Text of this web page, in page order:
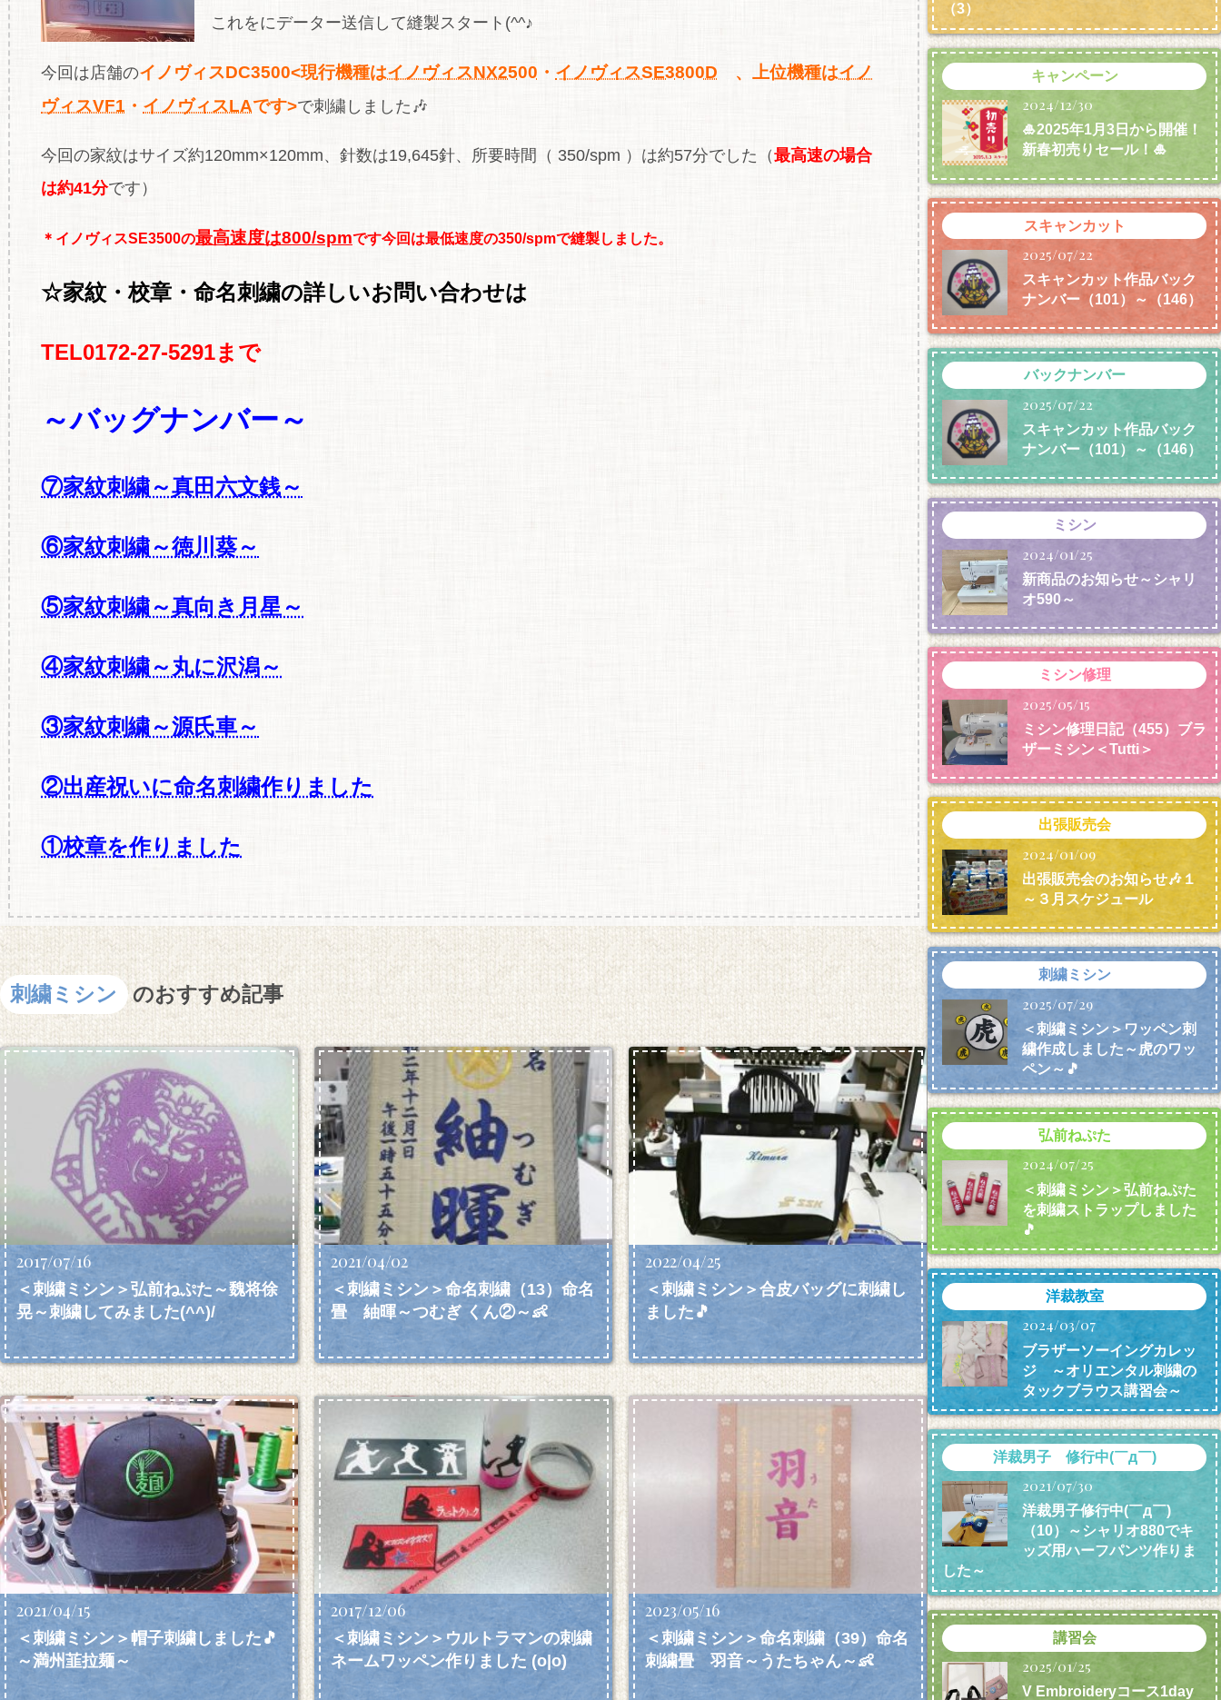
これをにデーター送信して縫製スタート(^^♪
今回は店舗のイノヴィスDC3500<現行機種はイノヴィスNX2500 ・ イノヴィスSE3800D 、上位機種はイノ
ヴィスVF1 ・ イノヴィスLAです>で刺繍しました🎶
今回の家紋はサイズ約120mm×120mm、針数は19,645針、所要時間（ 350/spm ）は約57分でした（最高速の場合
は約41分です）
＊イノヴィスSE3500の最高速度は800/spmです今回は最低速度の350/spmで縫製しました。
☆家紋・校章・命名刺繍の詳しいお問い合わせは
TEL0172-27-5291まで
～バッグナンバー～
⑦家紋刺繍～真田六文銭～
⑥家紋刺繍～徳川葵～
⑤家紋刺繍～真向き月星～
④家紋刺繍～丸に沢潟～
③家紋刺繍～源氏車～
②出産祝いに命名刺繍作りました
①校章を作りました
刺繍ミシン のおすすめ記事
2017/07/16
＜刺繍ミシン＞弘前ねぷた～魏将徐
晃～刺繍してみました(^^)/
2021/04/02
＜刺繍ミシン＞命名刺繍（13）命名
畳 紬暉～つむぎ くん②～👶
2022/04/25
＜刺繍ミシン＞合皮バッグに刺繍し
ました🎵
2021/04/15
＜刺繍ミシン＞帽子刺繍しました🎵
～満州韮拉麺～
2017/12/06
＜刺繍ミシン＞ウルトラマンの刺繍
ネームワッペン作りました (o|o)
2023/05/16
＜刺繍ミシン＞命名刺繍（39）命名
刺繍畳 羽音～うたちゃん～👶
（3）
キャンペーン
2024/12/30
🎍2025年1月3日から開催！
新春初売りセール！🎍
スキャンカット
2025/07/22
スキャンカット作品バック
ナンバー（101）～（146）
バックナンバー
2025/07/22
スキャンカット作品バック
ナンバー（101）～（146）
ミシン
2024/01/25
新商品のお知らせ～シャリ
オ590～
ミシン修理
2025/05/15
ミシン修理日記（455）ブラ
ザーミシン＜Tutti＞
出張販売会
2024/01/09
出張販売会のお知らせ🎶１
～３月スケジュール
刺繍ミシン
2025/07/29
＜刺繍ミシン＞ワッペン刺
繍作成しました～虎のワッ
ペン～🎵
弘前ねぷた
2024/07/25
＜刺繍ミシン＞弘前ねぷた
を刺繍ストラップしました
🎵
洋裁教室
2024/03/07
ブラザーソーイングカレッ
ジ ～オリエンタル刺繍の
タックブラウス講習会～
洋裁男子 修行中(￣д￣)
2021/07/30
洋裁男子修行中(￣д￣)
（10）～シャリオ880でキ
ッズ用ハーフパンツ作りま
した～
講習会
2025/01/25
V Embroideryコース1day